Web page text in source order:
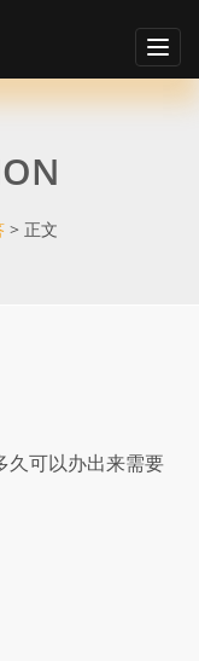
> 正文
久可以办出来需要